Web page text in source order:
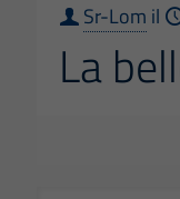
Sr-Lom il
La